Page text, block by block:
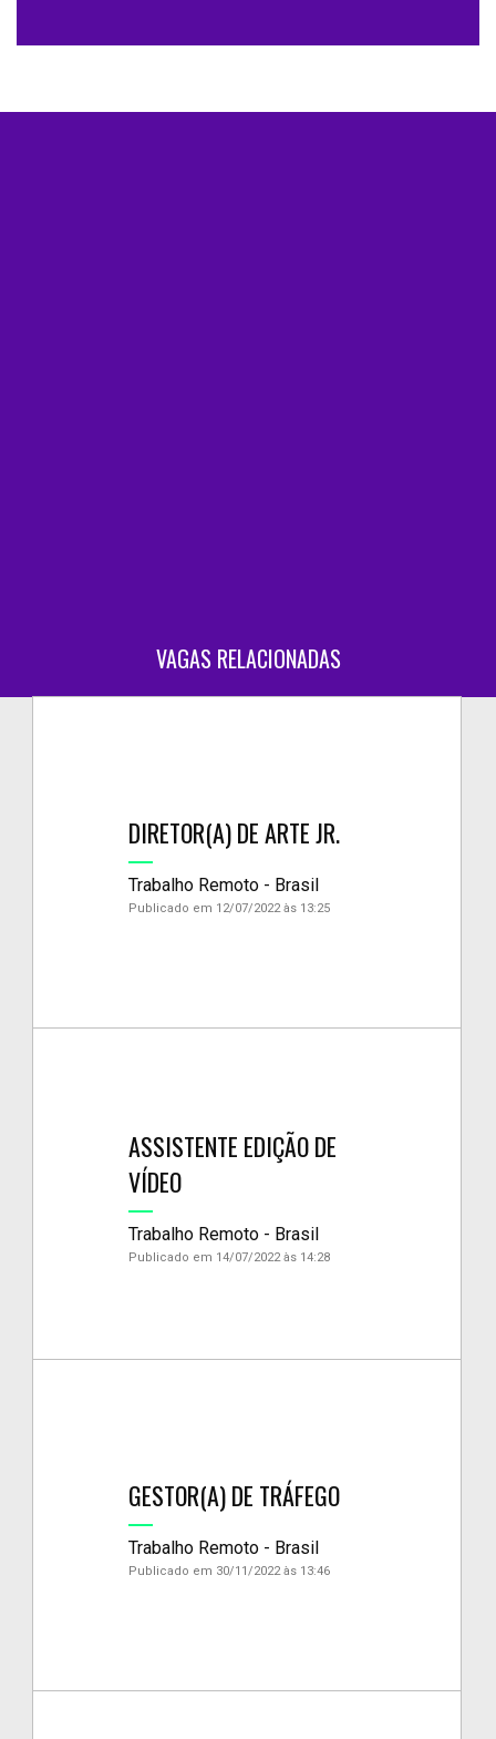
VAGAS RELACIONADAS
DIRETOR(A) DE ARTE JR.
Trabalho Remoto - Brasil
Publicado em 12/07/2022 às 13:25
ASSISTENTE EDIÇÃO DE
VÍDEO
Trabalho Remoto - Brasil
Publicado em 14/07/2022 às 14:28
GESTOR(A) DE TRÁFEGO
Trabalho Remoto - Brasil
Publicado em 30/11/2022 às 13:46